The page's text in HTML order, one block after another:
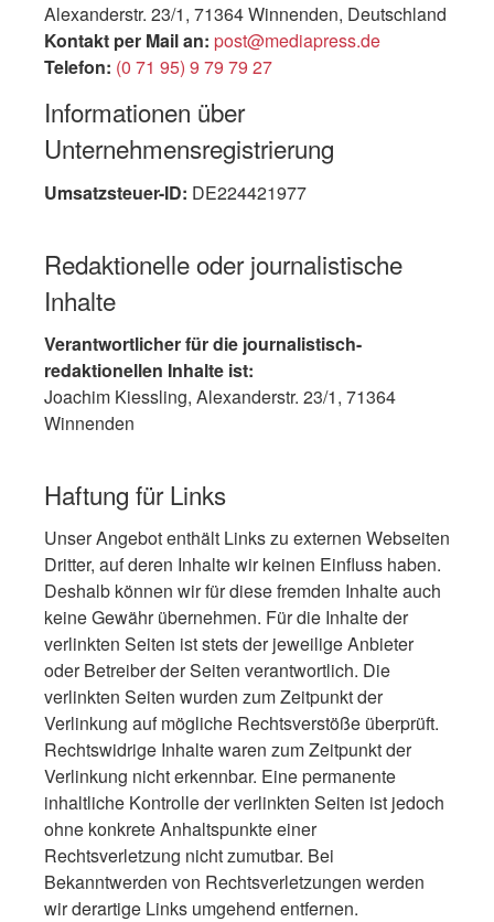
Alexanderstr. 23/1, 71364 Winnenden, Deutschland
Kontakt per Mail an: post@mediapress.de
Telefon: (0 71 95) 9 79 79 27
Informationen über
Unternehmensregistrierung
Umsatzsteuer-ID: DE224421977
Redaktionelle oder journalistische
Inhalte
Verantwortlicher für die journalistisch-
redaktionellen Inhalte ist:
Joachim Kiessling, Alexanderstr. 23/1, 71364
Winnenden
Haftung für Links
Unser Angebot enthält Links zu externen Webseiten
Dritter, auf deren Inhalte wir keinen Einfluss haben.
Deshalb können wir für diese fremden Inhalte auch
keine Gewähr übernehmen. Für die Inhalte der
verlinkten Seiten ist stets der jeweilige Anbieter
oder Betreiber der Seiten verantwortlich. Die
verlinkten Seiten wurden zum Zeitpunkt der
Verlinkung auf mögliche Rechtsverstöße überprüft.
Rechtswidrige Inhalte waren zum Zeitpunkt der
Verlinkung nicht erkennbar. Eine permanente
inhaltliche Kontrolle der verlinkten Seiten ist jedoch
ohne konkrete Anhaltspunkte einer
Rechtsverletzung nicht zumutbar. Bei
Bekanntwerden von Rechtsverletzungen werden
wir derartige Links umgehend entfernen.